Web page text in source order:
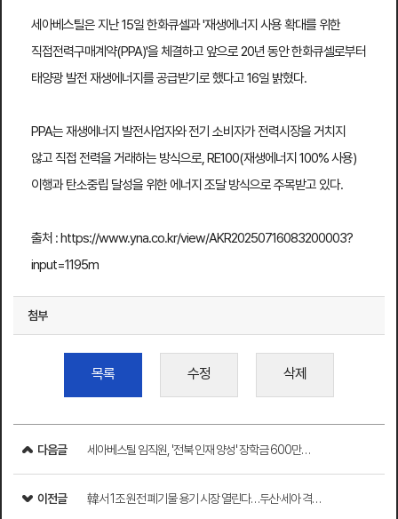
세아베스틸은 지난 15일 한화큐셀과 '재생에너지 사용 확대를 위한
직접전력구매계약(PPA)'을 체결하고 앞으로 20년 동안 한화큐셀로부터
태양광 발전 재생에너지를 공급받기로 했다고 16일 밝혔다.
PPA는 재생에너지 발전사업자와 전기 소비자가 전력시장을 거치지
않고 직접 전력을 거래하는 방식으로, RE100(재생에너지 100% 사용)
이행과 탄소중립 달성을 위한 에너지 조달 방식으로 주목받고 있다.​
출처 : https://www.yna.co.kr/view/AKR20250716083200003?
input=1195m
첨부
목록 수정 삭제
다음글 세아베스틸 임직원, '전북 인재 양성' 장학금 600만…
이전글 韓서 1조 원전 폐기물 용기 시장 열린다…두산·세아 격…